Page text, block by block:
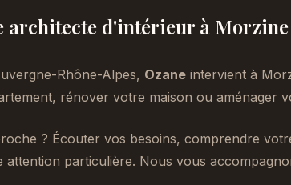
architecte d'intérieur à Morzine
Rhône-Alpes, Ozane intervient à
rénover votre maison ou aménager
? Écouter vos besoins, comprendre
attention particulière. Nous vous